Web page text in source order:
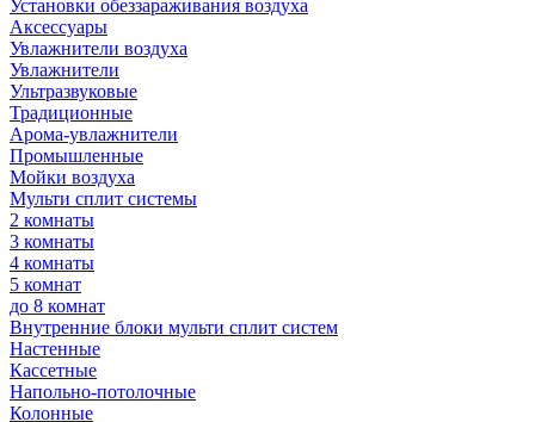
Установки обеззараживания воздуха
Аксессуары
Увлажнители воздуха
Увлажнители
Ультразвуковые
Традиционные
Арома-увлажнители
Промышленные
Мойки воздуха
Мульти сплит системы
2 комнаты
3 комнаты
4 комнаты
5 комнат
до 8 комнат
Внутренние блоки мульти сплит систем
Настенные
Кассетные
Напольно-потолочные
Колонные